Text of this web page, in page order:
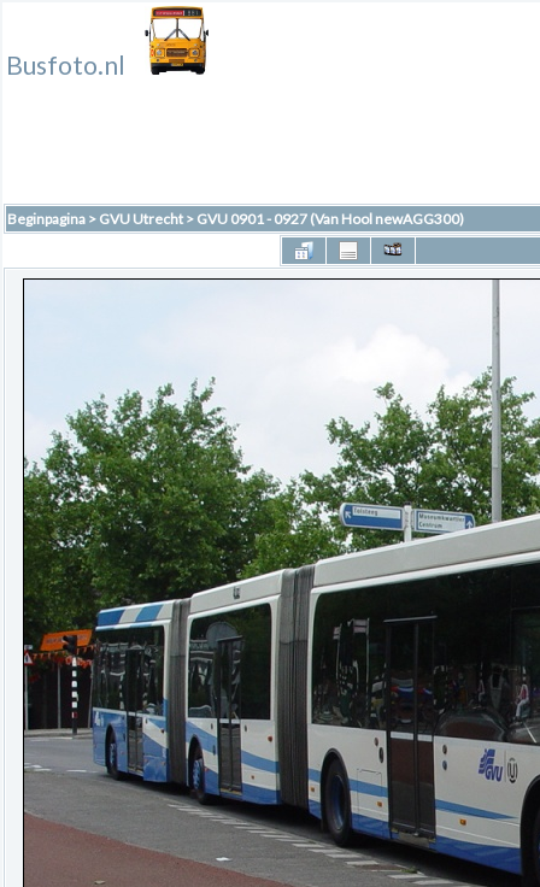
Busfoto.nl
Beginpagina > GVU Utrecht > GVU 0901 - 0927 (Van Hool newAGG300)